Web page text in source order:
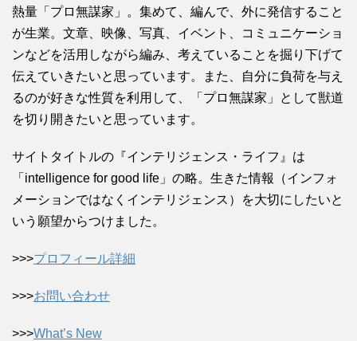
熱量「プロ無謀家」。集めて、編んで、外に発信すること
が生業。文章、映像、写真、イベント、コミュニケーショ
ンなどを活用しながら編み、考えていることを掘り下げて
伝えていきたいと思っています。また、自分に負荷を与え
るのが好きな性質を利用して、「プロ無謀家」として獣道
を切り開きたいと思っています。
サイトタイトルの『インテリジェンス・ライフ』は
「intelligence for good life」の略。生きた情報（インフォ
メーションではなくインテリジェンス）を大切にしたいと
いう願望からつけました。
>>>プロフィール詳細
>>>お問い合わせ
>>>What’s New